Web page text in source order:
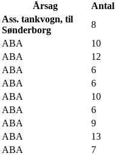
Årsag
Antal
Ass. tankvogn, til
Sønderborg
8
ABA
10
ABA
12
ABA
6
ABA
6
ABA
10
ABA
6
ABA
9
ABA
13
ABA
7